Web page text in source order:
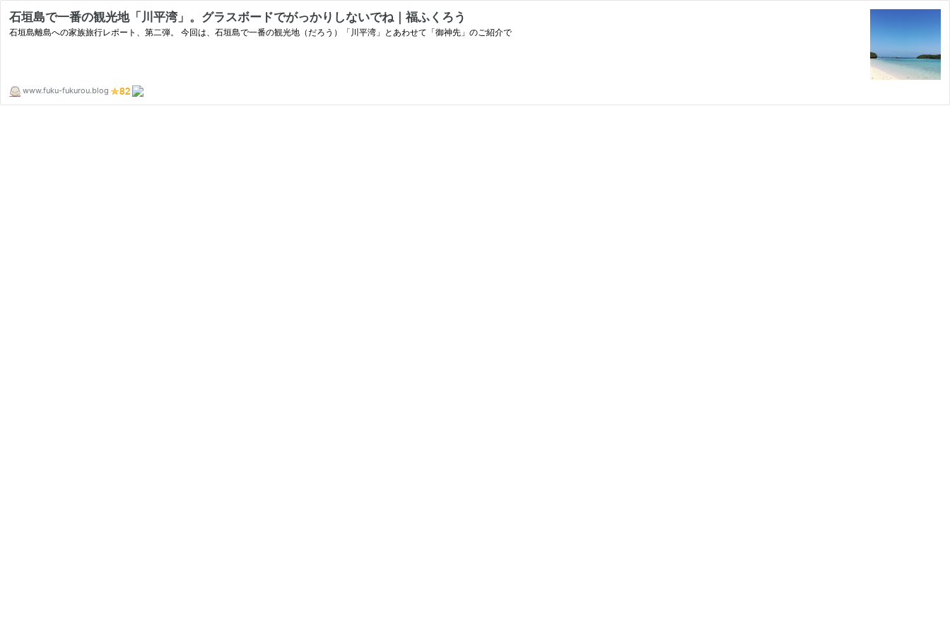
石垣島で一番の観光地「川平湾」。グラスボードでがっかりしないでね｜福ふくろう
石垣島離島への家族旅行レポート、第二弾。 今回は、石垣島で一番の観光地（だろう）「川平湾」とあわせて「御神先」のご紹介で
www.fuku-fukurou.blog